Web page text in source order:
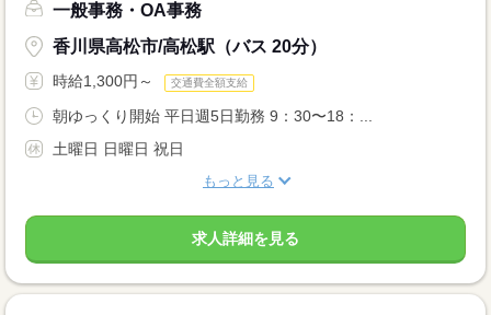
一般事務・OA事務
香川県高松市/高松駅（バス 20分）
時給1,300円～ 交通費全額支給
朝ゆっくり開始 平日週5日勤務 9：30〜18：...
土曜日 日曜日 祝日
もっと見る
求人詳細を見る